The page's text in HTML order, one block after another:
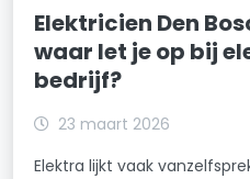
Elektricien Den
waar let je op bij
bedrijf?
23 maart 2026
Elektra lijkt vaak